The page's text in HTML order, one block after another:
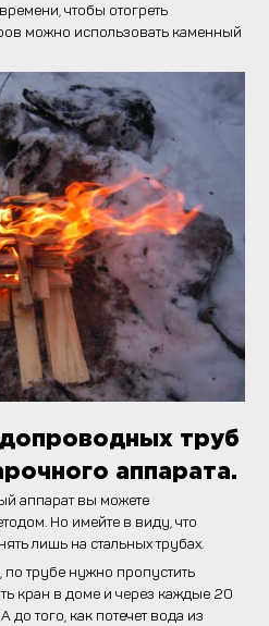
чтобы отогреть
можно использовать каменный
труб
аппарата.
аппарат вы можете
Но имейте в виду, что
лишь на стальных трубах.
трубе нужно пропустить
кран в доме и через каждые 20
до того, как потечет вода из